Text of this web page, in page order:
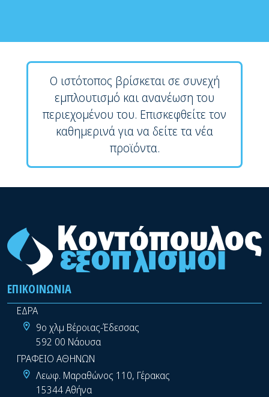
Ο ιστότοπος βρίσκεται σε συνεχή
εμπλουτισμό και ανανέωση του
περιεχομένου του. Επισκεφθείτε τον
καθημερινά για να δείτε τα νέα
προϊόντα.
ΕΠΙΚΟΙΝΩΝΊΑ
ΕΔΡΑ
9ο χλμ Βέροιας-Έδεσσας
592 00 Νάουσα
ΓΡΑΦΕΙΟ ΑΘΗΝΩΝ
Λεωφ. Μαραθώνος 110, Γέρακας
15344 Αθήνα